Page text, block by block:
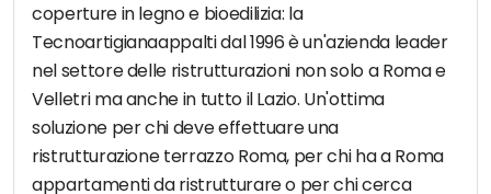
coperture in legno e bioedilizia: la
Tecnoartigianaappalti dal 1996 è un'azienda leader
nel settore delle ristrutturazioni non solo a Roma e
Velletri ma anche in tutto il Lazio. Un'ottima
soluzione per chi deve effettuare una
ristrutturazione terrazzo Roma, per chi ha a Roma
appartamenti da ristrutturare o per chi cerca